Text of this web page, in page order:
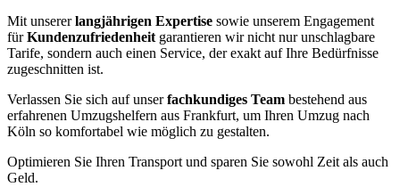
Mit unsererlangjährigen Expertise sowie unserem Engagement
fürKundenzufriedenheit garantieren wir nicht nur unschlagbare
Tarife, sondern auch einen Service, der exakt auf Ihre Bedürfnisse
zugeschnitten ist.
Verlassen Sie sich auf unserfachkundiges Team bestehend aus
erfahrenen Umzugshelfern aus Frankfurt, um Ihren Umzug nach
Köln so komfortabel wie möglich zu gestalten.
Optimieren Sie Ihren Transport und sparen Sie sowohl Zeit als auch
Geld.